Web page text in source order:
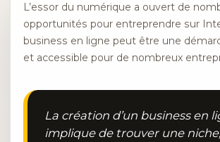
L’essor du numérique a ouvert de
opportunités pour entreprendre sur
business en ligne peut être une
et accessible pour de nombreux
La création d’un business en
implique de trouver une